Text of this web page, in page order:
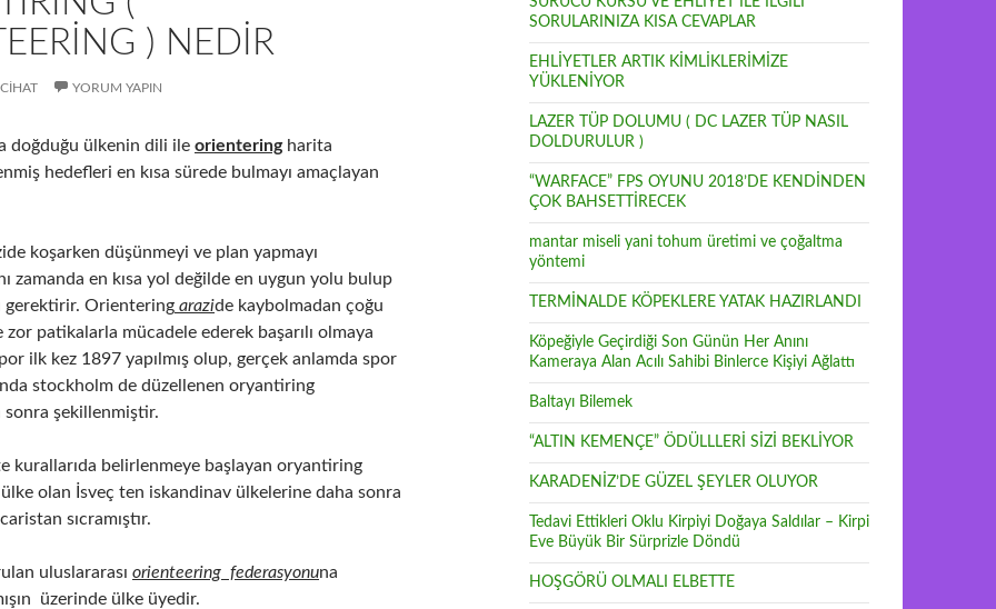
) NEDIR
CIHAT YORUM YAPIN
doğduğu ülkenin dili ile orienteringharita
hedefleri en kısa sürede bulmayı amaçlayan
koşarken düşünmeyi ve plan yapmayı
zamanda en kısa yol değilde en uygun yolu bulup
gerektirir. Orientering arazide kaybolmadan çoğu
zor patikalarla mücadele ederek başarılı olmaya
ilk kez 1897 yapılmış olup, gerçek anlamda spor
stockholm de düzellenen oryantiring
sonra şekillenmiştir.
kurallarıda belirlenmeye başlayan oryantiring
olan İsveç ten iskandinav ülkelerine daha sonra
sıcramıştır.
uluslararası orienteering federasyonuna
üzerinde ülke üyedir.
SORULARINIZA KISA CEVAPLAR
EHLİYETLER ARTIK KİMLİKLERİMİZE
YÜKLENİYOR
LAZER TÜP DOLUMU ( DC LAZER TÜP NASIL
DOLDURULUR )
“WARFACE” FPS OYUNU 2018’DE KENDİNDEN
ÇOK BAHSETTİRECEK
mantar miseli yani tohum üretimi ve çoğaltma
yöntemi
TERMİNALDE KÖPEKLERE YATAK HAZIRLANDI
Köpeğiyle Geçirdiği Son Günün Her Anını
Kameraya Alan Acılı Sahibi Binlerce Kişiyi Ağlattı
Baltayı Bilemek
“ALTIN KEMENÇE” ÖDÜLLLERİ SİZİ BEKLİYOR
KARADENİZ’DE GÜZEL ŞEYLER OLUYOR
Tedavi Ettikleri Oklu Kirpiyi Doğaya Saldılar – Kirpi
Eve Büyük Bir Sürprizle Döndü
HOŞGÖRÜ OLMALI ELBETTE